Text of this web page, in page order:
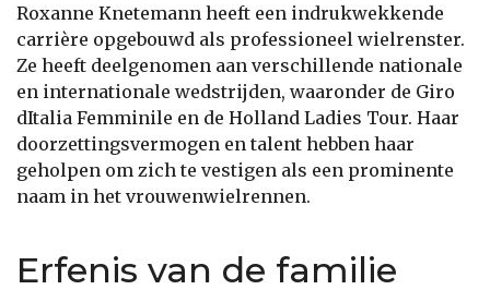
Roxanne Knetemann heeft een indrukwekkende
carrière opgebouwd als professioneel wielrenster.
Ze heeft deelgenomen aan verschillende nationale
en internationale wedstrijden, waaronder de Giro
dItalia Femminile en de Holland Ladies Tour. Haar
doorzettingsvermogen en talent hebben haar
geholpen om zich te vestigen als een prominente
naam in het vrouwenwielrennen.
Erfenis van de familie